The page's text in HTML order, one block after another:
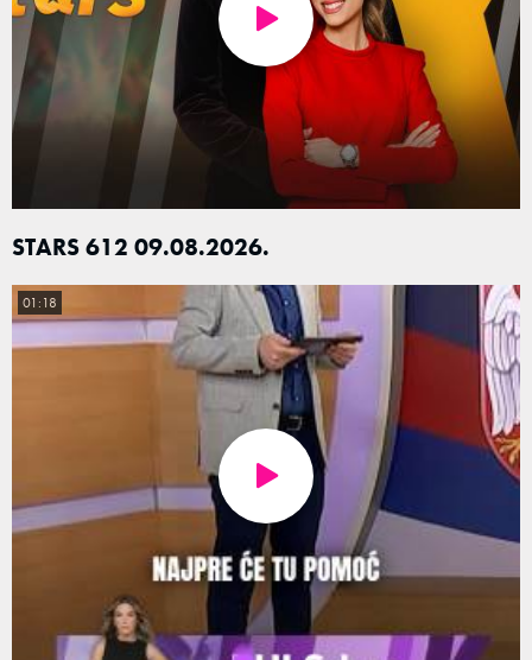
STARS 612 09.08.2026.
01:18